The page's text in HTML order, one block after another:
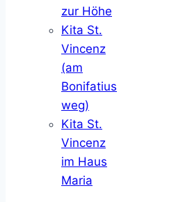
zur Höhe
Kita St.
Vincenz
(am
Bonifatius
weg)
Kita St.
Vincenz
im Haus
Maria